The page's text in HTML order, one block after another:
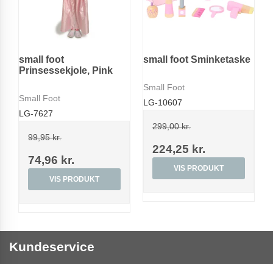
small foot
Prinsessekjole, Pink
Small Foot
LG-7627
99,95 kr.
74,96 kr.
VIS PRODUKT
small foot Sminketaske
Small Foot
LG-10607
299,00 kr.
224,25 kr.
VIS PRODUKT
Kundeservice